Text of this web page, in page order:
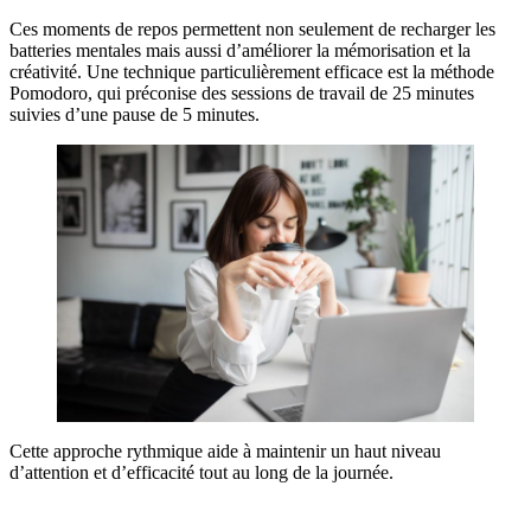
Ces moments de repos permettent non seulement de recharger les
batteries mentales mais aussi d’améliorer la mémorisation et la
créativité. Une technique particulièrement efficace est la méthode
Pomodoro, qui préconise des sessions de travail de 25 minutes
suivies d’une pause de 5 minutes.
Cette approche rythmique aide à maintenir un haut niveau
d’attention et d’efficacité tout au long de la journée.